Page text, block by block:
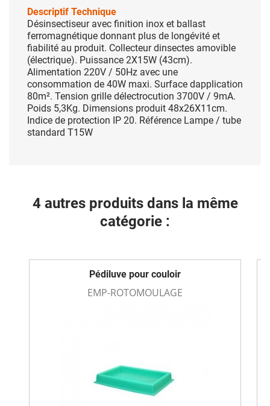
Descriptif Technique
Désinsectiseur avec finition inox et ballast
ferromagnétique donnant plus de longévité et
fiabilité au produit. Collecteur dinsectes amovible
(électrique). Puissance 2X15W (43cm).
Alimentation 220V / 50Hz avec une
consommation de 40W maxi. Surface dapplication
80m². Tension grille délectrocution 3700V / 9mA.
Poids 5,3Kg. Dimensions produit 48x26X11cm.
Indice de protection IP 20. Référence Lampe / tube
standard T15W
4 autres produits dans la même
catégorie :
Pédiluve pour couloir
EMP-ROTOMOULAGE